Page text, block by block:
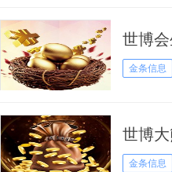
世博
金条信息
世博
日）
金条信息